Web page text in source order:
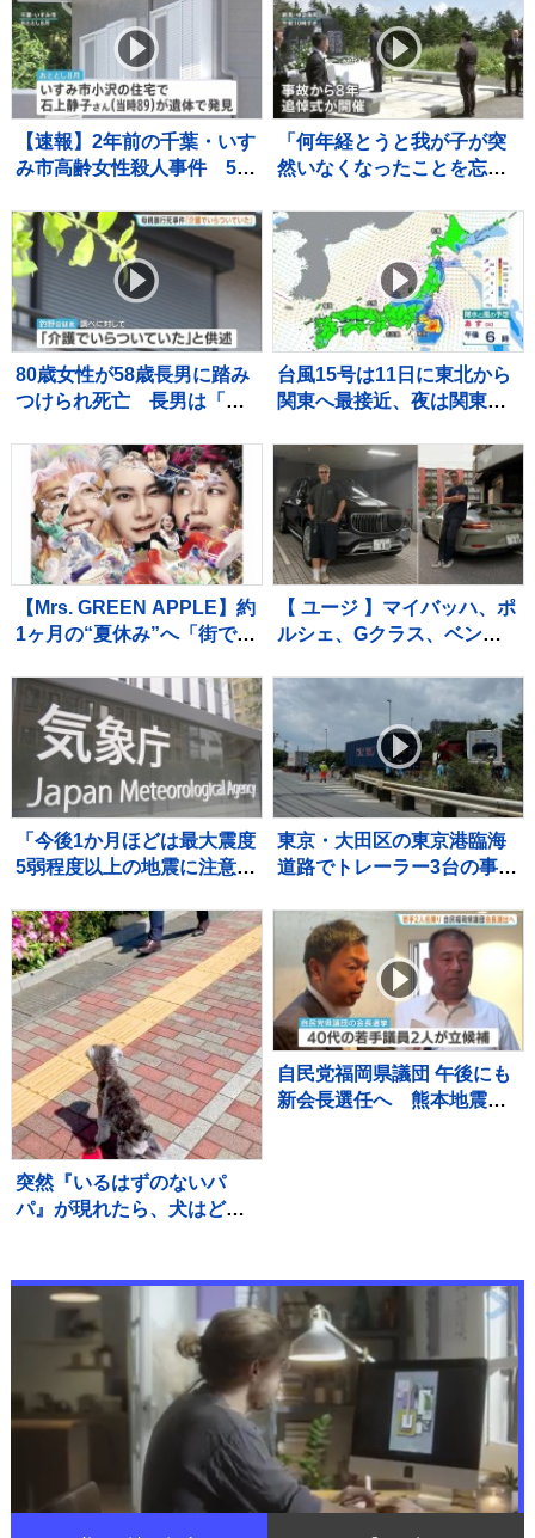
説】
【速報】2年前の千葉・いす
み市高齢女性殺人事件 54
捕 容疑を否認
「何年経とうと我が子が突
然いなくなったことを忘れ
てはならない」 群馬県防
災ヘリ墜落事故から8年 中
之条町で追悼式
80歳女性が58歳長男に踏み
つけられ死亡 長男は「介
述、日常的に暴行か 大
阪・岬町
台風15号は11日に東北から
関東へ最接近、夜は関東や
岸を中心に強風や高波にも
注意【台風情報】
【Mrs. GREEN APPLE】約
1ヶ月の“夏休み”へ「街で見
慮を」事務所の呼びかけに
「ゆっくり休んで！」と温
かい声続々
【 ユージ 】マイバッハ、ポ
ルシェ、Gクラス、ベント
えた華麗なる愛車の写真を
公開 フォロワー「スゴい
クルマばかりだ」
「今後1か月ほどは最大震度
5弱程度以上の地震に注意」
に【2026年熊本地震】
東京・大田区の東京港臨海
道路でトレーラー3台の事
意識あり 臨海トンネル下
り線が通行止めで解除の見
込み立たず
突然『いるはずのないパ
パ』が現れたら、犬はどう
反応』に「最高に可愛い」
「嬉しいね」の声
自民党福岡県議団 午後にも
新会長選任へ 熊本地震直